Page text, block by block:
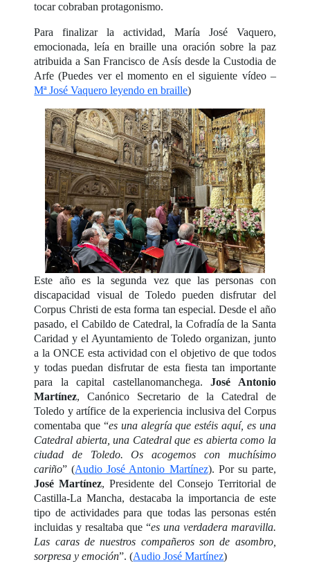
tocar cobraban protagonismo.
Para finalizar la actividad, María José Vaquero,
emocionada, leía en braille una oración sobre la paz
atribuida a San Francisco de Asís desde la Custodia de
Arfe (Puedes ver el momento en el siguiente vídeo –
Mª José Vaquero leyendo en braille)
Este año es la segunda vez que las personas con
discapacidad visual de Toledo pueden disfrutar del
Corpus Christi de esta forma tan especial. Desde el año
pasado, el Cabildo de Catedral, la Cofradía de la Santa
Caridad y el Ayuntamiento de Toledo organizan, junto
a la ONCE esta actividad con el objetivo de que todos
y todas puedan disfrutar de esta fiesta tan importante
para la capital castellanomanchega.José Antonio
Martínez, Canónico Secretario de la Catedral de
Toledo y artífice de la experiencia inclusiva del Corpus
comentaba que “es una alegría que estéis aquí, es una
Catedral abierta, una Catedral que es abierta como la
ciudad de Toledo. Os acogemos con muchísimo
cariño” (Audio José Antonio Martínez). Por su parte,
José Martínez, Presidente del Consejo Territorial de
Castilla-La Mancha, destacaba la importancia de este
tipo de actividades para que todas las personas estén
incluidas y resaltaba que “es una verdadera maravilla.
Las caras de nuestros compañeros son de asombro,
sorpresa y emoción”. (Audio José Martínez)